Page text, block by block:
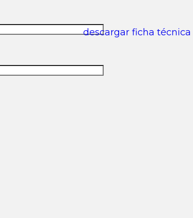
descargar ficha técnica